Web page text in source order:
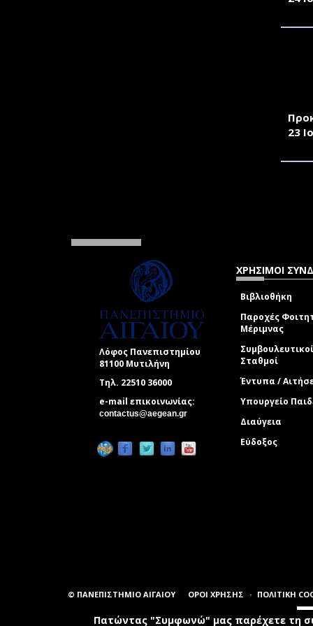
23
Λόφος Πανεπιστημίου
81100 Μυτιλήνη
Τηλ. 22510 36000
e-mail επικοινωνίας:
contactus@aegean.gr
ΧΡΗΣΙΜΟΙ
Βιβλιοθήκη
Παροχές
Μέριμνας
Συμβουλευτικοί
Σταθμοί
Έντυπα /
Υπουργείο
Διαύγεια
Εύδοξος
© ΠΑΝΕΠΙΣΤΗΜΙΟ ΑΙΓΑΙΟΥ ΟΡΟΙ ΧΡΗΣΗΣ ΠΟΛΙΤΙΚΗ
Πατώντας "Συμφωνώ" μας παρέχετε τη